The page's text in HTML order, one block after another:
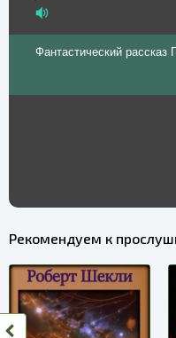
Фантастический
Рекомендуем к